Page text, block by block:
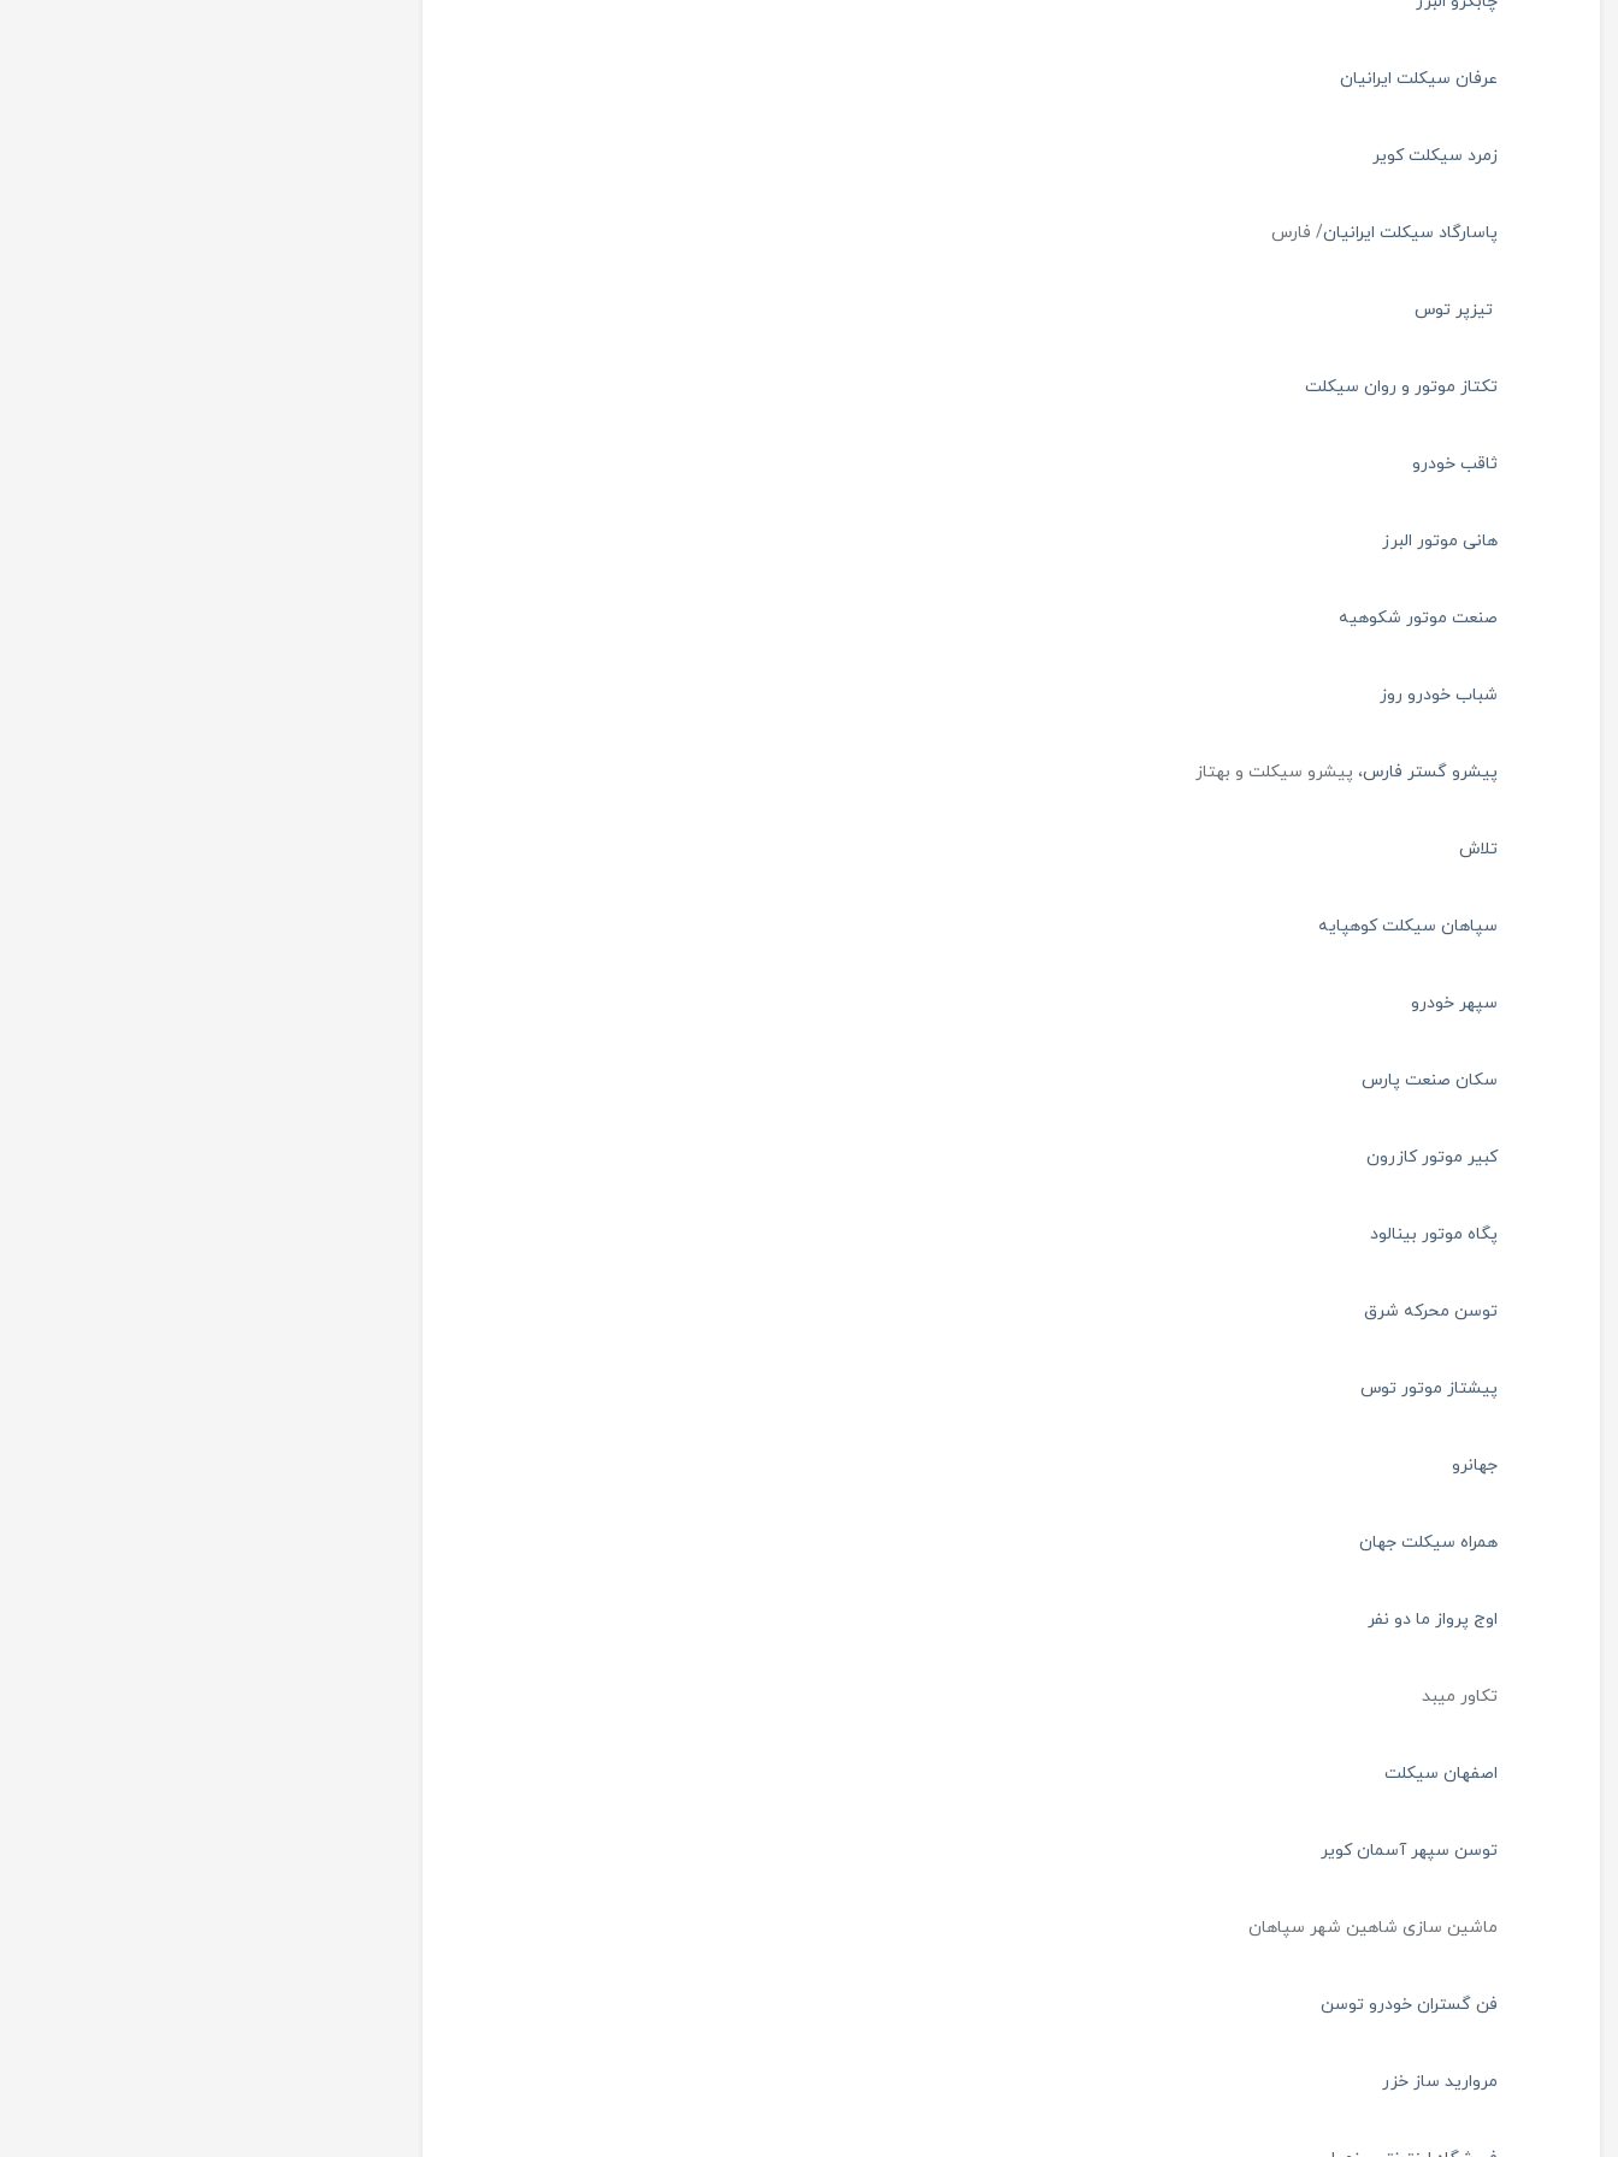
عرفان سیکلت ایرانیان
زمرد سیکلت کویر
پاسارگاد سیکلت ایرانیان/ فارس
تیزپر توس
تکتاز موتور و روان سیکلت
ثاقب خودرو
هانی موتور البرز
صنعت موتور شکوهیه
شباب خودرو روز
پیشرو گستر فارس، پیشرو سیکلت و بهتاز
تلاش
سپاهان سیکلت کوهپایه
سپهر خودرو
سکان صنعت پارس
کبیر موتور کازرون
پگاه موتور بینالود
توسن محرکه شرق
پیشتاز موتور توس
جهانرو
همراه سیکلت جهان
اوج پرواز ما دو نفر
تکاور میبد
اصفهان سیکلت
توسن سپهر آسمان کویر
ماشین سازی شاهین شهر سپاهان
فن گستران خودرو توسن
مروارید ساز خزر